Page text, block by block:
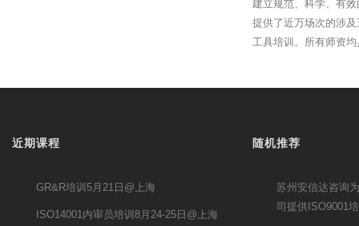
建立规范、科学、有
提供了近万场次的涉
工具培训。所有师资
近期课程
GR&R培训5月21日@上海
ISO14001内审员培训8月24-25日@上海
随机推荐
苏州安信达咨询
司提供ISO9001